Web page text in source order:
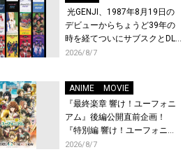
光GENJI、1987年8月19日の
デビューからちょうど39年の
時を経てついにサブスクとDL
配信が解禁！
2026/8/7
ANIME
MOVIE
『最終楽章 響け！ユーフォニ
アム』後編公開直前企画！
『特別編 響け！ユーフォニア
ム〜アンサンブルコンテス
2026/8/7